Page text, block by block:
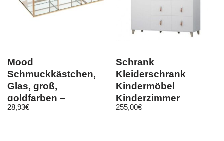
Mood
Schmuckkästchen,
Glas, groß,
goldfarben –
Atmosphera
28,93€
Schrank
Kleiderschrank
Kindermöbel
Kinderzimmer
Jugendzimmer 4S3D
255,00€